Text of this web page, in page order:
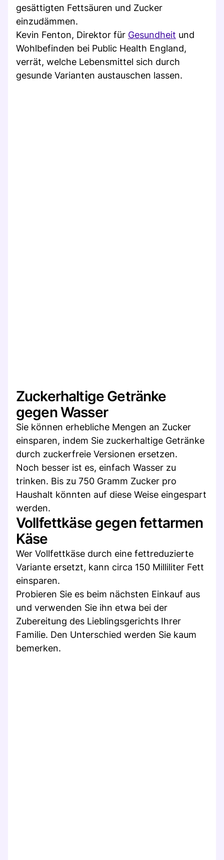
gesättigten Fettsäuren und Zucker
einzudämmen.
Kevin Fenton, Direktor für Gesundheit und
Wohlbefinden bei Public Health England,
verrät, welche Lebensmittel sich durch
gesunde Varianten austauschen lassen.
Zuckerhaltige Getränke
gegen Wasser
Sie können erhebliche Mengen an Zucker
einsparen, indem Sie zuckerhaltige Getränke
durch zuckerfreie Versionen ersetzen.
Noch besser ist es, einfach Wasser zu
trinken. Bis zu 750 Gramm Zucker pro
Haushalt könnten auf diese Weise eingespart
werden.
Vollfettkäse gegen fettarmen
Käse
Wer Vollfettkäse durch eine fettreduzierte
Variante ersetzt, kann circa 150 Milliliter Fett
einsparen.
Probieren Sie es beim nächsten Einkauf aus
und verwenden Sie ihn etwa bei der
Zubereitung des Lieblingsgerichts Ihrer
Familie. Den Unterschied werden Sie kaum
bemerken.